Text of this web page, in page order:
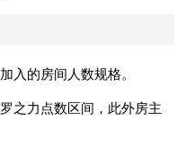
入的房间人数规格。
之力点数区间，此外房主